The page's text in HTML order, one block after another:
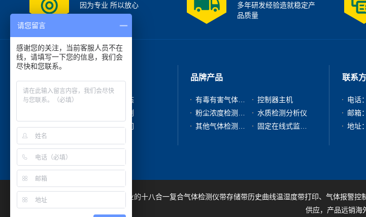
因为专业 所以放心
多年研发经验造就稳定产
品质量
公司简介
新闻动态
成功案例
在线咨询
联系我们
品牌产品
控制器主机
水质检测分析仪
固定在线式监测报警仪
联系
电话
邮箱
深圳市吉顺安科技有限公司是专业的十八合一复合气体检测仪带存储带历史曲线温湿度带打印、气体报警
供应，产品远销海
请您留言
感谢您的关注，当前客服人员不在
线，请填写一下您的信息，我们会
尽快和您联系。